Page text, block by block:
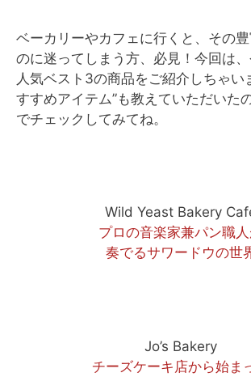
ベーカリーやカフェに行くと、その
のに迷ってしまう方、必見！今回は
人気ベスト3の商品をご紹介しちゃい
すすめアイテム”も教えていただいた
でチェックしてみてね。
Wild Yeast Bakery
プロの音楽家兼パン職
奏でるサワードウの世
Jo’s Bakery
チーズケーキ店から始ま